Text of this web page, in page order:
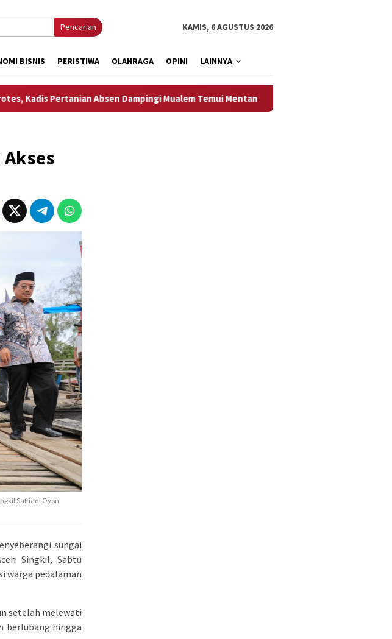
Pencarian KAMIS, 6 AGUSTUS 2026
BISNIS PERISTIWA OLAHRAGA OPINI LAINNYA
Absen Dampingi Mualem Temui Mentan Penuhi Permintaan Pemerintah
Safriadi Oyon
sungai
Singkil, Sabtu
warga pedalaman
setelah melewati
berlubang hingga